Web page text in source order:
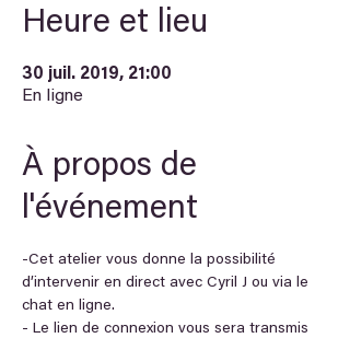
Heure et lieu
30 juil. 2019, 21:00
En ligne
À propos de
l'événement
-Cet atelier vous donne la possibilité
d’intervenir en direct avec Cyril J ou via le
chat en ligne.
- Le lien de connexion vous sera transmis